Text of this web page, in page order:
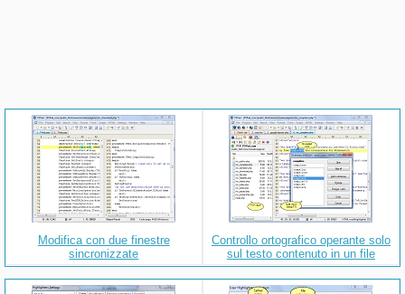
Modifica con due finestre
sincronizzate
Controllo ortografico operante solo
sul testo contenuto in un file